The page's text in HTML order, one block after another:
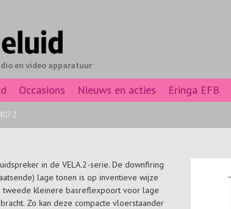
en video apparatuur
Occasions Nieuws en acties Eringa EFB
in de VELA.2-serie. De downfiring
lage tonen is op inventieve wijze
tweede kleinere basreflexpoort voor lage
Zo kan deze compacte vloerstaander